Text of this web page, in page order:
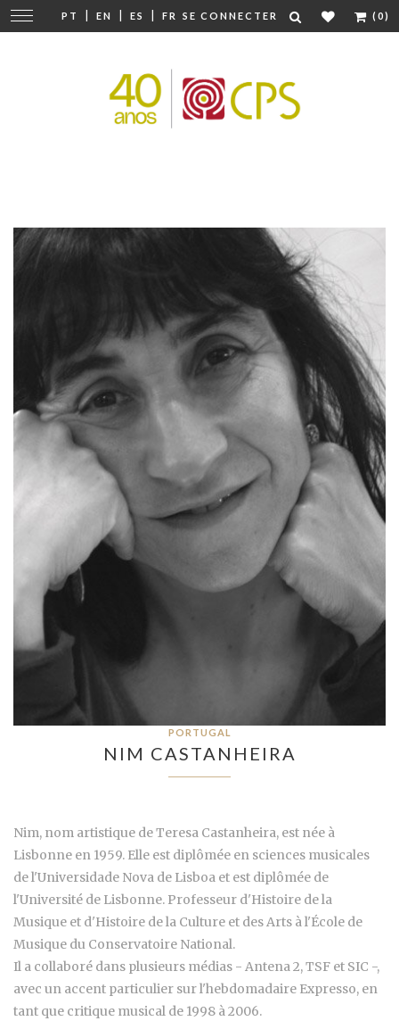
PT | EN | ES | FR SE CONNECTER (0)
Modifier
la
PORTUGAL
NIM CASTANHEIRA
Nim, nom artistique de Teresa Castanheira, est née à
Lisbonne en 1959. Elle est diplômée en sciences musicales
de l'Universidade Nova de Lisboa et est diplômée de
l'Université de Lisbonne. Professeur d'Histoire de la
Musique et d'Histoire de la Culture et des Arts à l'École de
Musique du Conservatoire National.
Il a collaboré dans plusieurs médias - Antena 2, TSF et SIC -,
avec un accent particulier sur l'hebdomadaire Expresso, en
tant que critique musical de 1998 à 2006.